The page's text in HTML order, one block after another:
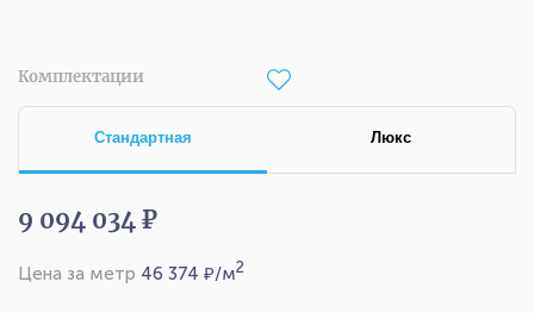
Комплектации
Стандартная Люкс
9 094 034 ₽
Цена за метр 46 374 ₽/м2